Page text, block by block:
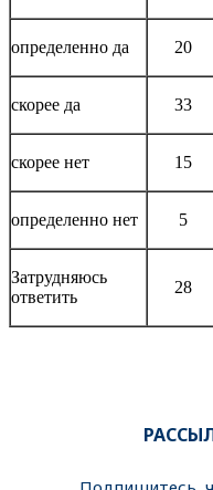
определенно да 20
скорее да 33
скорее нет 15
определенно нет 5
Затрудняюсь
ответить
28